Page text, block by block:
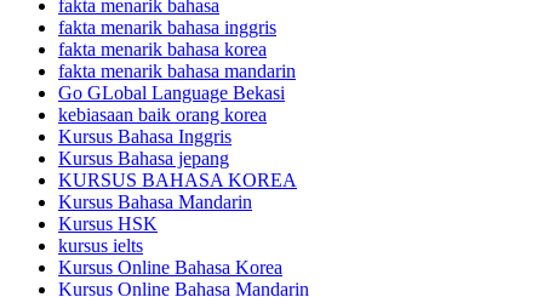
fakta menarik bahasa
fakta menarik bahasa inggris
fakta menarik bahasa korea
fakta menarik bahasa mandarin
Go GLobal Language Bekasi
kebiasaan baik orang korea
Kursus Bahasa Inggris
Kursus Bahasa jepang
KURSUS BAHASA KOREA
Kursus Bahasa Mandarin
Kursus HSK
kursus ielts
Kursus Online Bahasa Korea
Kursus Online Bahasa Mandarin